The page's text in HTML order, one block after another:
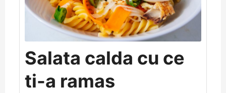
Salata calda cu ce
ti-a ramas